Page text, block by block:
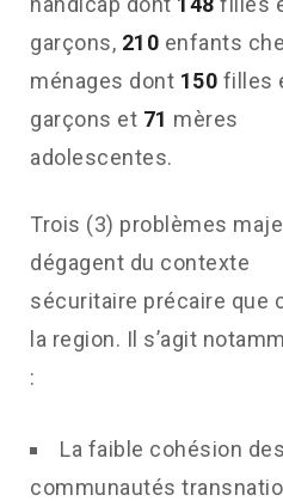
garçons, 210 enfants
ménages dont 150 filles
garçons et 71 mères
adolescentes.
Trois (3) problèmes
dégagent du contexte
sécuritaire précaire que
la region. Il s’agit
:
La faible cohésion
communautés